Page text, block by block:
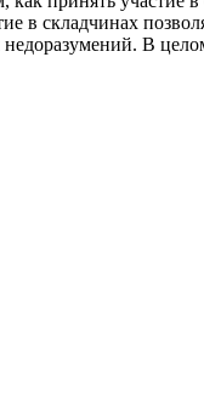
в складчинах
недоразумений. В